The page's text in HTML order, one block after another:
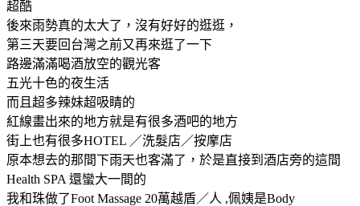
超酷
後來雨勢真的太大了，沒有好好的逛逛，
第三天要回台灣之前又再來逛了一下
路邊滿滿喝酒放空的觀光客
五光十色的夜生活
而且超多辣妹超吸睛的
紅線畫出來的地方就是有很多酒吧的地方
街上也有很多HOTEL ／洗髮店／按摩店
原本想去的那間下雨天也客滿了，於是直接到酒店旁的這間
Health SPA 還蠻大一間的
我和珠做了Foot Massage 20萬越盾／人 ,佩姨是Body